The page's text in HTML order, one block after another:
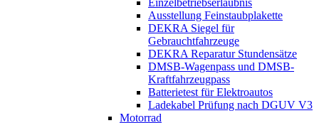
Ausstellung Feinstaubplakette
DEKRA Siegel für
Gebrauchtfahrzeuge
DEKRA Reparatur Stundensätze
DMSB-Wagenpass und DMSB-
Kraftfahrzeugpass
Batterietest für Elektroautos
Ladekabel Prüfung nach DGUV V3
Motorrad